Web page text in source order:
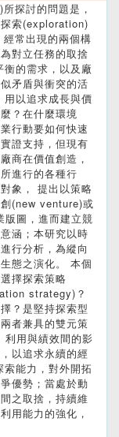
探討的問題是，
索(exploration)
常出現的兩個構
對立任務的取捨
的需求，以及廠
矛盾與衝突的活
以追求成長與價
？在什麼環境
行動要如何快速
證支持，但現有
商在價值創造，
進行的各種行
象， 提出以策略
(new venture)或
圖，進而建立競
涵；本研究以時
行分析，為縱向
態之演化。 本個
擇探索策略
strategy)？
？是堅持探索型
者兼具的雙元策
用與績效間的影
以追求永續的經
能力，對外開拓
優勢；當處於動
之取捨，持續維
用能力的強化，